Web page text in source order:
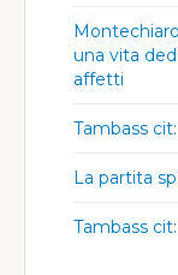
una vita
affetti
Tambass
La partita
Tambass